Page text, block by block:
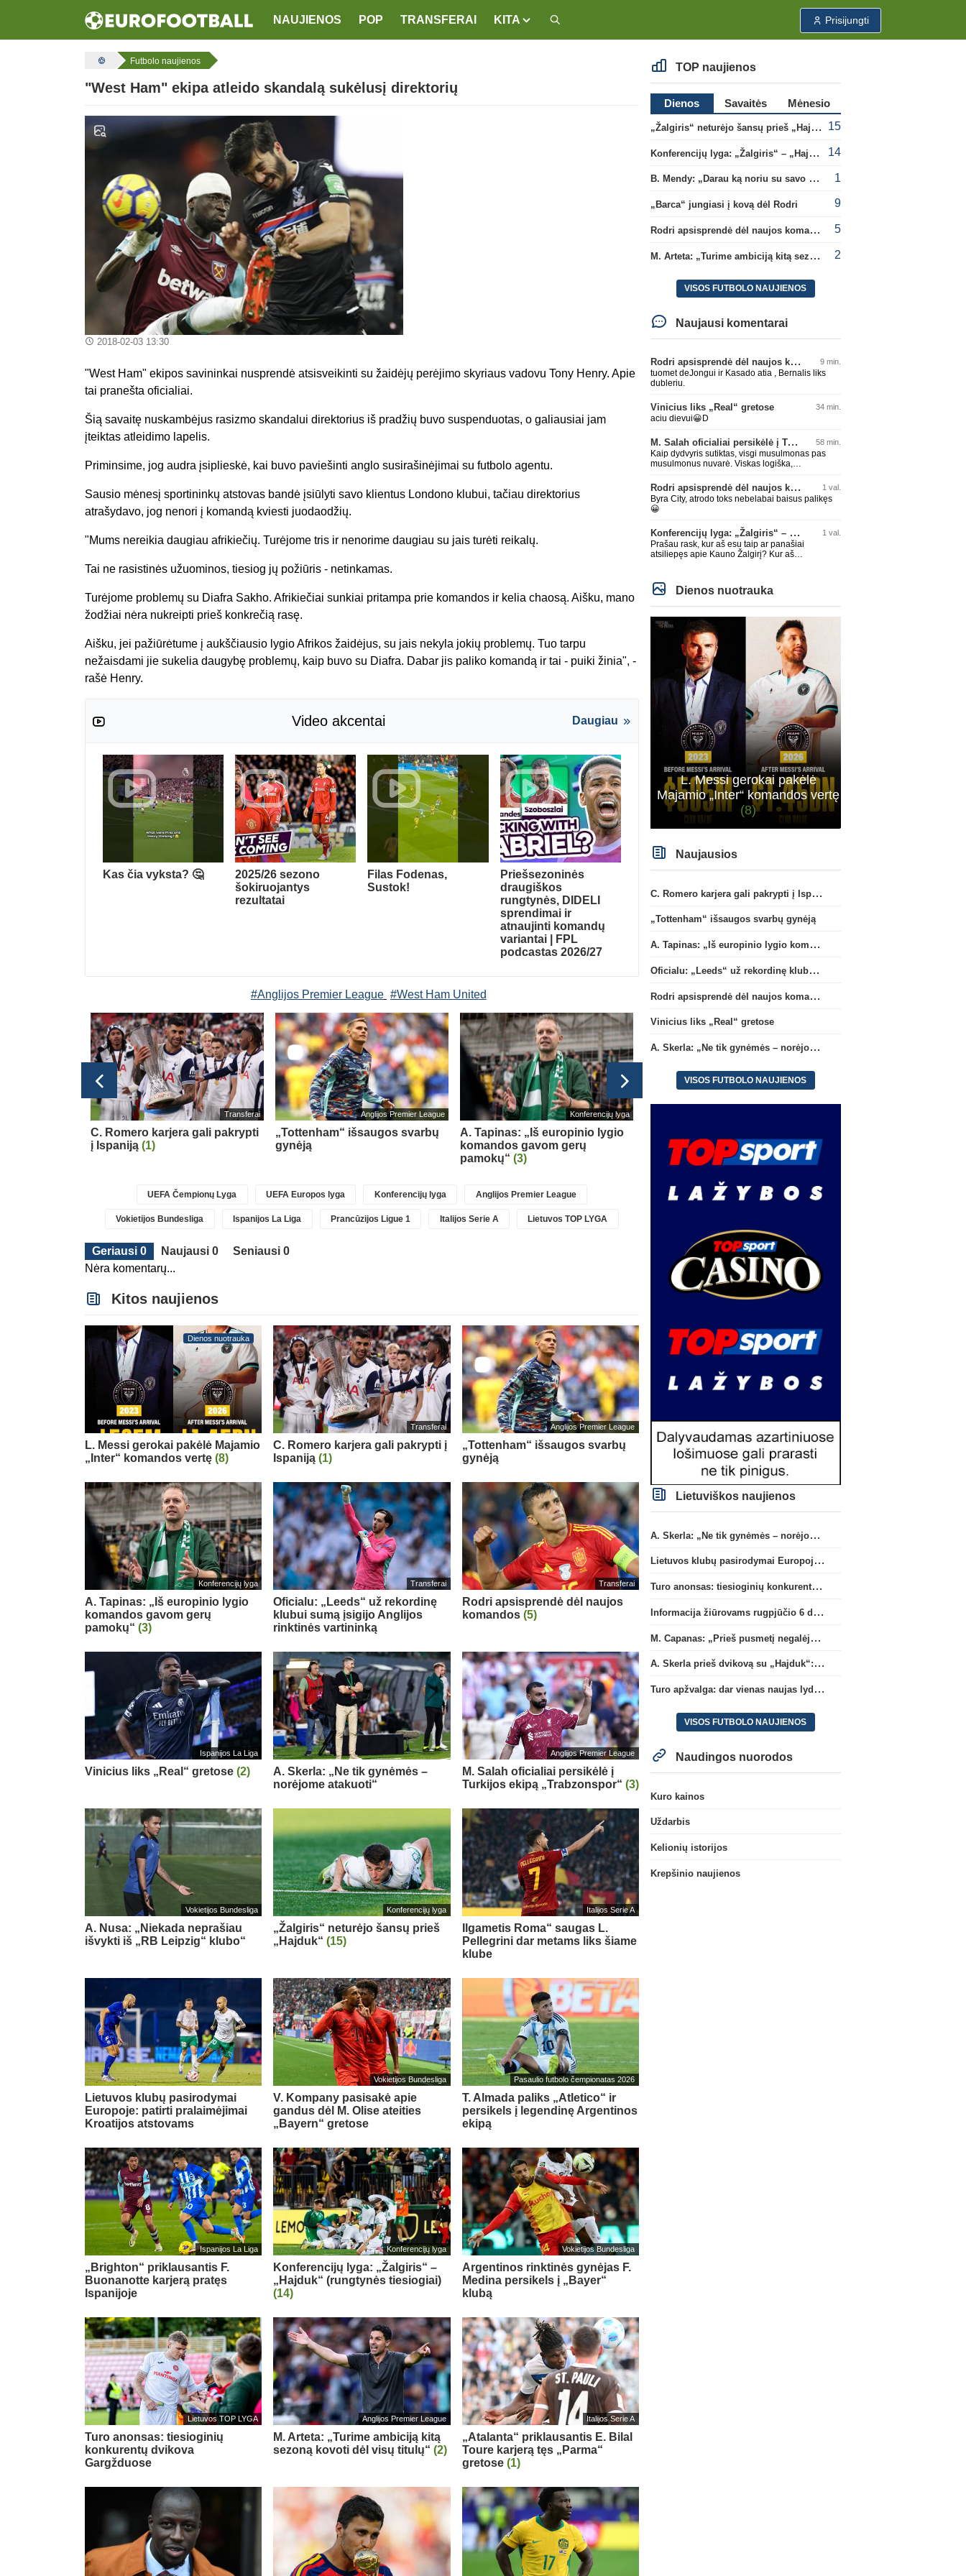
NAUJIENOS POP TRANSFERAI KITA Prisijungti
Futbolo naujienos
"West Ham" ekipa atleido skandalą sukėlusį direktorių
2018-02-03 13:30
"West Ham" ekipos savininkai nusprendė atsisveikinti su žaidėjų perėjimo skyriaus vadovu Tony Henry. Apie
tai pranešta oficialiai.
Šią savaitę nuskambėjus rasizmo skandalui direktorius iš pradžių buvo suspenduotas, o galiausiai jam
įteiktas atleidimo lapelis.
Priminsime, jog audra įsiplieskė, kai buvo paviešinti anglo susirašinėjimai su futbolo agentu.
Sausio mėnesį sportininkų atstovas bandė įsiūlyti savo klientus Londono klubui, tačiau direktorius
atrašydavo, jog nenori į komandą kviesti juodaodžių.
"Mums nereikia daugiau afrikiečių. Turėjome tris ir nenorime daugiau su jais turėti reikalų.
Tai ne rasistinės užuominos, tiesiog jų požiūris - netinkamas.
Turėjome problemų su Diafra Sakho. Afrikiečiai sunkiai pritampa prie komandos ir kelia chaosą. Aišku, mano
žodžiai nėra nukreipti prieš konkrečią rasę.
Aišku, jei pažiūrėtume į aukščiausio lygio Afrikos žaidėjus, su jais nekyla jokių problemų. Tuo tarpu
nežaisdami jie sukelia daugybę problemų, kaip buvo su Diafra. Dabar jis paliko komandą ir tai - puiki žinia", -
rašė Henry.
Video akcentai Daugiau
Kas čia vyksta? 🤔
2025/26 sezono
šokiruojantys
rezultatai
Filas Fodenas,
Sustok!
Priešsezoninės
draugiškos
rungtynės, DIDELI
sprendimai ir
atnaujinti komandų
variantai | FPL
podcastas 2026/27
#Anglijos Premier League #West Ham United
Transferai
C. Romero karjera gali pakrypti
į Ispaniją (1)
Anglijos Premier League
„Tottenham“ išsaugos svarbų
gynėją
Konferencijų lyga
A. Tapinas: „Iš europinio lygio
komandos gavom gerų
pamokų“ (3)
komandos (5)
UEFA Čempionų Lyga UEFA Europos lyga Konferencijų lyga Anglijos Premier League
Vokietijos Bundesliga Ispanijos La Liga Prancūzijos Ligue 1 Italijos Serie A Lietuvos TOP LYGA
Geriausi 0 Naujausi 0
Seniausi 0
Nėra komentarų...
Kitos naujienos
Dienos nuotrauka
L. Messi gerokai pakėlė Majamio
„Inter“ komandos vertę (8)
Transferai
C. Romero karjera gali pakrypti į
Ispaniją(1)
Anglijos Premier League
„Tottenham“ išsaugos svarbų
gynėją
Konferencijų lyga
A. Tapinas: „Iš europinio lygio
komandos gavom gerų
pamokų“ (3)
Transferai
Oficialu: „Leeds“ už rekordinę
klubui sumą įsigijo Anglijos
rinktinės vartininką
Transferai
Rodri apsisprendė dėl naujos
komandos (5)
Ispanijos La Liga
Vinicius liks „Real“ gretose (2)
A. Skerla: „Ne tik gynėmės –
norėjome atakuoti“
Anglijos Premier League
M. Salah oficialiai persikėlė į
Turkijos ekipą „Trabzonspor“ (3)
Vokietijos Bundesliga
A. Nusa: „Niekada neprašiau
išvykti iš „RB Leipzig“ klubo“
Konferencijų lyga
„Žalgiris“ neturėjo šansų prieš
„Hajduk“(15)
Italijos Serie A
Ilgametis Roma“ saugas L.
Pellegrini dar metams liks šiame
klube
Lietuvos klubų pasirodymai
Europoje: patirti pralaimėjimai
Kroatijos atstovams
Vokietijos Bundesliga
V. Kompany pasisakė apie
gandus dėl M. Olise ateities
„Bayern“ gretose
Pasaulio futbolo čempionatas 2026
T. Almada paliks „Atletico“ ir
persikels į legendinę Argentinos
ekipą
Ispanijos La Liga
„Brighton“ priklausantis F.
Buonanotte karjerą pratęs
Ispanijoje
Konferencijų lyga
Konferencijų lyga: „Žalgiris“ –
„Hajduk“ (rungtynės tiesiogiai)
(14)
Vokietijos Bundesliga
Argentinos rinktinės gynėjas F.
Medina persikels į „Bayer“
klubą
Lietuvos TOP LYGA
Turo anonsas: tiesioginių
konkurentų dvikova
Gargžduose
Anglijos Premier League
M. Arteta: „Turime ambiciją kitą
sezoną kovoti dėl visų titulų“(2)
Italijos Serie A
„Atalanta“ priklausantis E. Bilal
Toure karjerą tęs „Parma“
gretose (1)
TOP naujienos
Dienos Savaitės
Mėnesio
„Žalgiris“ neturėjo šansų prieš „Hajduk“
15
Konferencijų lyga: „Žalgiris“ – „Hajduk“ (rungtynės tiesiogiai) 14
B. Mendy: „Darau ką noriu su savo pasaulio čempionato titulu“ 1
„Barca“ jungiasi į kovą dėl Rodri 9
Rodri apsisprendė dėl naujos komandos 5
M. Arteta: „Turime ambiciją kitą sezoną kovoti dėl visų titulų“ 2
VISOS FUTBOLO NAUJIENOS
Naujausi komentarai
Rodri apsisprendė dėl naujos komandos 9 min.
tuomet deJongui ir Kasado atia , Bernalis liks
dubleriu.
Vinicius liks „Real“ gretose 34 min.
aciu dievui😀D
M. Salah oficialiai persikėlė į Turkijos ekipą „Trabzonspor“ 58 min.
Kaip dydvyris sutiktas, visgi musulmonas pas
musulmonus nuvarė. Viskas logiška,
Rodri apsisprendė dėl naujos komandos 1 val.
Byra City, atrodo toks nebelabai baisus palikęs
😀
Konferencijų lyga: „Žalgiris“ – „Hajduk“ (rungtynės tiesiogiai) 1 val.
Prašau rask, kur aš esu taip ar panašiai
atsiliepęs apie Kauno Žalgirį? Kur aš
neskleisk erezijų.
Dienos nuotrauka
L. Messi gerokai pakėlė
Majamio „Inter“ komandos vertę
(8)
Naujausios
C. Romero karjera gali pakrypti į Ispaniją
„Tottenham“ išsaugos svarbų gynėją
A. Tapinas: „Iš europinio lygio komandos gavom gerų pamokų“
Oficialu: „Leeds“ už rekordinę klubui sumą įsigijo Anglijos rinktinės vartininką
Rodri apsisprendė dėl naujos komandos
Vinicius liks „Real“ gretose
A. Skerla: „Ne tik gynėmės – norėjome atakuoti“
VISOS FUTBOLO NAUJIENOS
Lietuviškos naujienos
A. Skerla: „Ne tik gynėmės – norėjome atakuoti“
Lietuvos klubų pasirodymai Europoje: patirti pralaimėjimai Kroatijos atstovams
Turo anonsas: tiesioginių konkurentų dvikova Gargžduose
Informacija žiūrovams rugpjūčio 6 d. UEFA rungtynėms
M. Capanas: „Prieš pusmetį negalėjau net įsivaizduoti, kad žaisime prieš „Hajduk“
A. Skerla prieš dvikovą su „Hajduk“: „Tai kito kalibro komanda“
Turo apžvalga: dar vienas naujas lyderis
VISOS FUTBOLO NAUJIENOS
Naudingos nuorodos
Kuro kainos
Uždarbis
Kelionių istorijos
Krepšinio naujienos